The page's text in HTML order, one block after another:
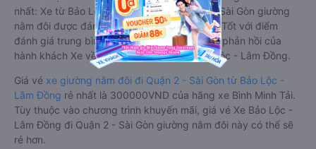
nhất: Xe từ Bảo Lộc - Lâm Đồng đi Quận 2 - Sài Gòn giường
nằm đôi được đánh giá chung có chất lượng Tốt với điểm
đánh giá trung bình từ 4.7/5 dựa trên 20270 phản hồi của
hành khách Xe về Quận 2 - Sài Gòn từ Bảo Lộc - Lâm Đồng.
Giá vé xe giường nằm đôi đi Quận 2 - Sài Gòn từ Bảo Lộc -
Lâm Đồng rẻ nhất là 300000VND của hãng xe Bình Minh Tải.
Tùy thuộc vào chương trình khuyến mãi, giá vé Xe Bảo Lộc -
Lâm Đồng đi Quận 2 - Sài Gòn giường nằm đôi này có thể sẽ
rẻ hơn.